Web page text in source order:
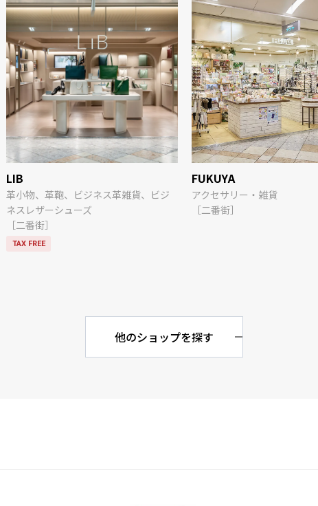
LIB
革小物、革鞄、ビジネス革雑貨、ビジ
ネスレザーシューズ
［二番街］
TAX FREE
FUKUYA
アクセサリー・雑貨
［二番街］
他のショップを探す